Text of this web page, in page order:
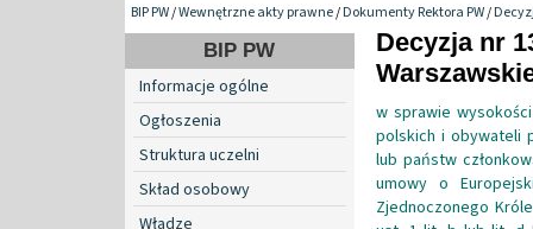
BIP PW/Wewnętrzne akty prawne/Dokumenty Rektora PW/
BIP PW
Informacje ogólne
Ogłoszenia
Struktura uczelni
Skład osobowy
Władze
Decyzja nr
w sprawie
polskich i obywateli
lub państw
umowy o
Zjednoczonego